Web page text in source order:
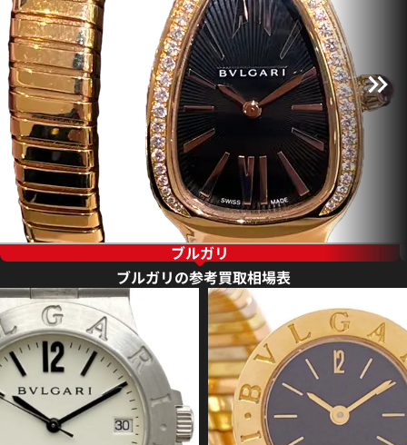
ブルガリ
ブルガリの参考買取相場表